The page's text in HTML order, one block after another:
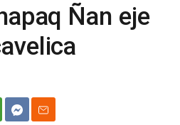
Ñan eje